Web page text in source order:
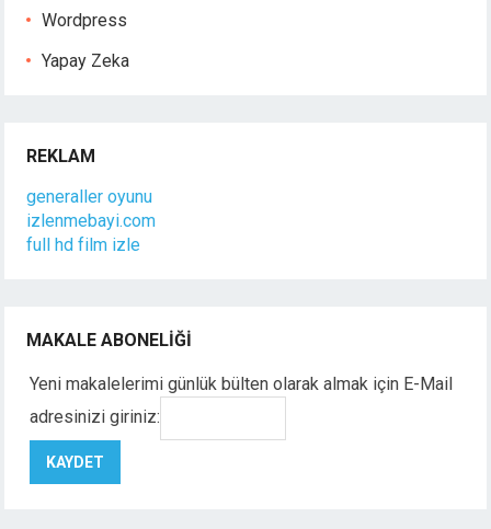
Wordpress
Yapay Zeka
REKLAM
generaller oyunu
izlenmebayi.com
full hd film izle
MAKALE ABONELIĞI
Yeni makalelerimi günlük bülten olarak almak için E-Mail
adresinizi giriniz: